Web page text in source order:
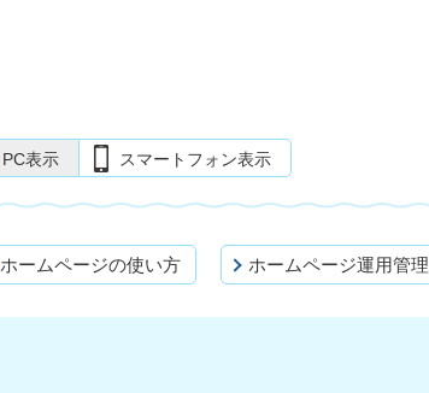
PC表示 スマートフォン表示
ホームページの使い方 ホームページ運用管理